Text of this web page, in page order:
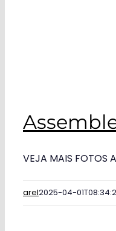
VEJA MAIS FOTOS
arel2025-04-